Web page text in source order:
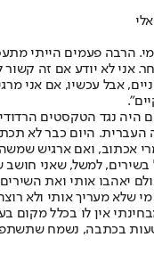
הרבה פעמים הייתי
אבל עכשיו, אם אני
היה נגד הטקסטים
העברית. היום כבר לא
אכתוב, ואם ארגיש
בשירים, למשל, שאני חושב
יאהבו אותי ואת
מי שלא מעריך אותי ולא
אין לו בכלל מקום
בכתבה, נשמח